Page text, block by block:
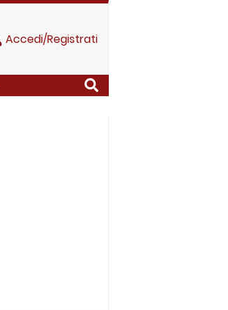
Accedi/Registrati